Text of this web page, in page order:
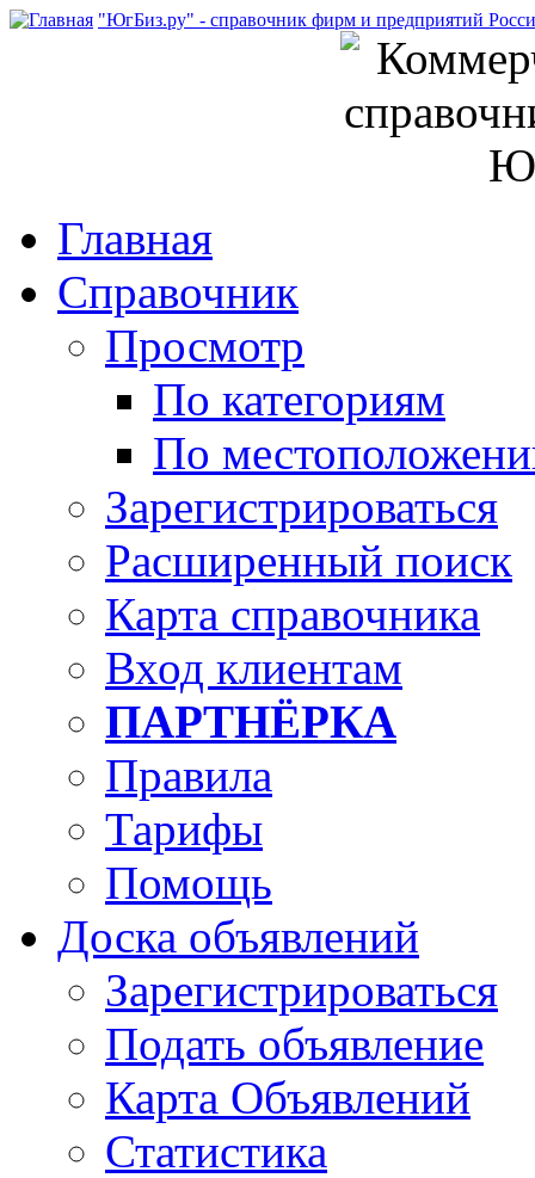
"ЮгБиз.ру" - справочник фирм и предприятий
Главная
Справочник
Просмотр
По категориям
По
Зарегистрироваться
Расширенный поиск
Карта справочника
Вход клиентам
ПАРТНЁРКА
Правила
Тарифы
Помощь
Доска объявлений
Зарегистрироваться
Подать объявление
Карта Объявлений
Статистика